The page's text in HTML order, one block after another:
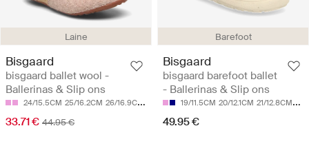
Laine
Bisgaard
bisgaard ballet wool -
Ballerinas & Slip ons
24/15.5CM 25/16.2CM 26/16.9CM 27/17.5CM 28/18.2CM
33.71 € 44.95 €
Barefoot
Bisgaard
bisgaard barefoot ballet
- Ballerinas & Slip ons
19/11.5CM 20/12.1CM 21/12.8CM 22/
49.95 €